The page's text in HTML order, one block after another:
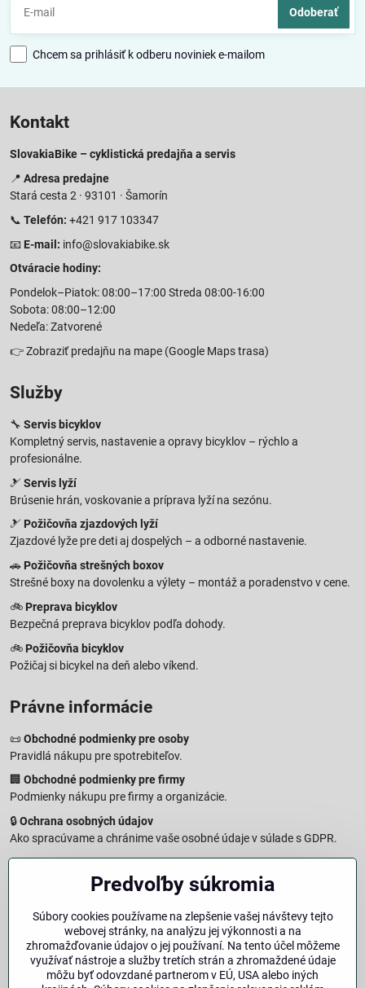
Odoberať
Chcem sa prihlásiť k odberu noviniek e-mailom
Kontakt
SlovakiaBike – cyklistická predajňa a servis
📍 Adresa predajne
Stará cesta 2 · 93101 · Šamorín
📞 Telefón: +421 917 103347
📧 E-mail: info@slovakiabike.sk
Otváracie hodiny:
Pondelok–Piatok: 08:00–17:00 Streda 08:00-16:00
Sobota: 08:00–12:00
Nedeľa: Zatvorené
👉Zobraziť predajňu na mape (Google Maps trasa)
Služby
🔧 Servis bicyklov
Kompletný servis, nastavenie a opravy bicyklov – rýchlo a
profesionálne.
🎿 Servis lyží
Brúsenie hrán, voskovanie a príprava lyží na sezónu.
🎿 Požičovňa zjazdových lyží
Zjazdové lyže pre deti aj dospelých – a odborné nastavenie.
🚗 Požičovňa strešných boxov
Strešné boxy na dovolenku a výlety – montáž a poradenstvo v cene.
🚲 Preprava bicyklov
Bezpečná preprava bicyklov podľa dohody.
🚲 Požičovňa bicyklov
Požičaj si bicykel na deň alebo víkend.
Právne informácie
📜 Obchodné podmienky pre osoby
Pravidlá nákupu pre spotrebiteľov.
🏢 Obchodné podmienky pre firmy
Podmienky nákupu pre firmy a organizácie.
🔒Ochrana osobných údajov
Ako spracúvame a chránime vaše osobné údaje v súlade s GDPR.
🧾Reklamačný formulár
Jednoduché podanie reklamácie
Vzorový formulár pre odstúpenie od zmluvy a vrátenie tovaru.
Právna doložka – Autorské práva
Informácie o ochrane obsahu, značiek a fotografií vrátane
podmienok.
Predvoľby súkromia
Súbory cookies používame na zlepšenie vašej návštevy tejto
webovej stránky, na analýzu jej výkonnosti a na
zhromažďovanie údajov o jej používaní. Na tento účel môžeme
využívať nástroje a služby tretích strán a zhromaždené údaje
môžu byť odovzdané partnerom v EÚ, USA alebo iných